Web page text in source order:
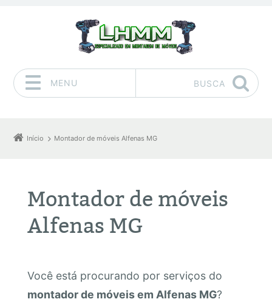
MENU BUSCA
Início Montador de móveis Alfenas MG
Montador de móveis
Alfenas MG
Você está procurando por serviços do
montador de móveis em Alfenas MG?